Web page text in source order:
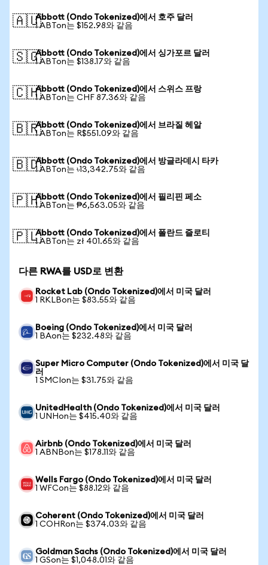
🇦🇺Abbott (Ondo Tokenized)에서 호주 달러
1 ABTon는 $152.98와 같음
🇸🇬Abbott (Ondo Tokenized)에서 싱가포르 달러
1 ABTon는 $138.17와 같음
🇨🇭Abbott (Ondo Tokenized)에서 스위스 프랑
1 ABTon는 CHF 87.36와 같음
🇧🇷Abbott (Ondo Tokenized)에서 브라질 헤알
1 ABTon는 R$551.09와 같음
🇧🇩Abbott (Ondo Tokenized)에서 방글라데시 타카
1 ABTon는 ৳13,342.75와 같음
🇵🇭Abbott (Ondo Tokenized)에서 필리핀 페소
1 ABTon는 ₱6,563.05와 같음
🇵🇱Abbott (Ondo Tokenized)에서 폴란드 즐로티
1 ABTon는 zł 401.65와 같음
다른 RWA를 USD로 변환
Rocket Lab (Ondo Tokenized)에서 미국 달러
1 RKLBon는 $83.55와 같음
Boeing (Ondo Tokenized)에서 미국 달러
1 BAon는 $232.48와 같음
Super Micro Computer (Ondo Tokenized)에서 미국 달
러
1 SMCIon는 $31.75와 같음
UnitedHealth (Ondo Tokenized)에서 미국 달러
1 UNHon는 $415.40와 같음
Airbnb (Ondo Tokenized)에서 미국 달러
1 ABNBon는 $178.11와 같음
Wells Fargo (Ondo Tokenized)에서 미국 달러
1 WFCon는 $88.12와 같음
Coherent (Ondo Tokenized)에서 미국 달러
1 COHRon는 $374.03와 같음
Goldman Sachs (Ondo Tokenized)에서 미국 달러
1 GSon는 $1,048.01와 같음